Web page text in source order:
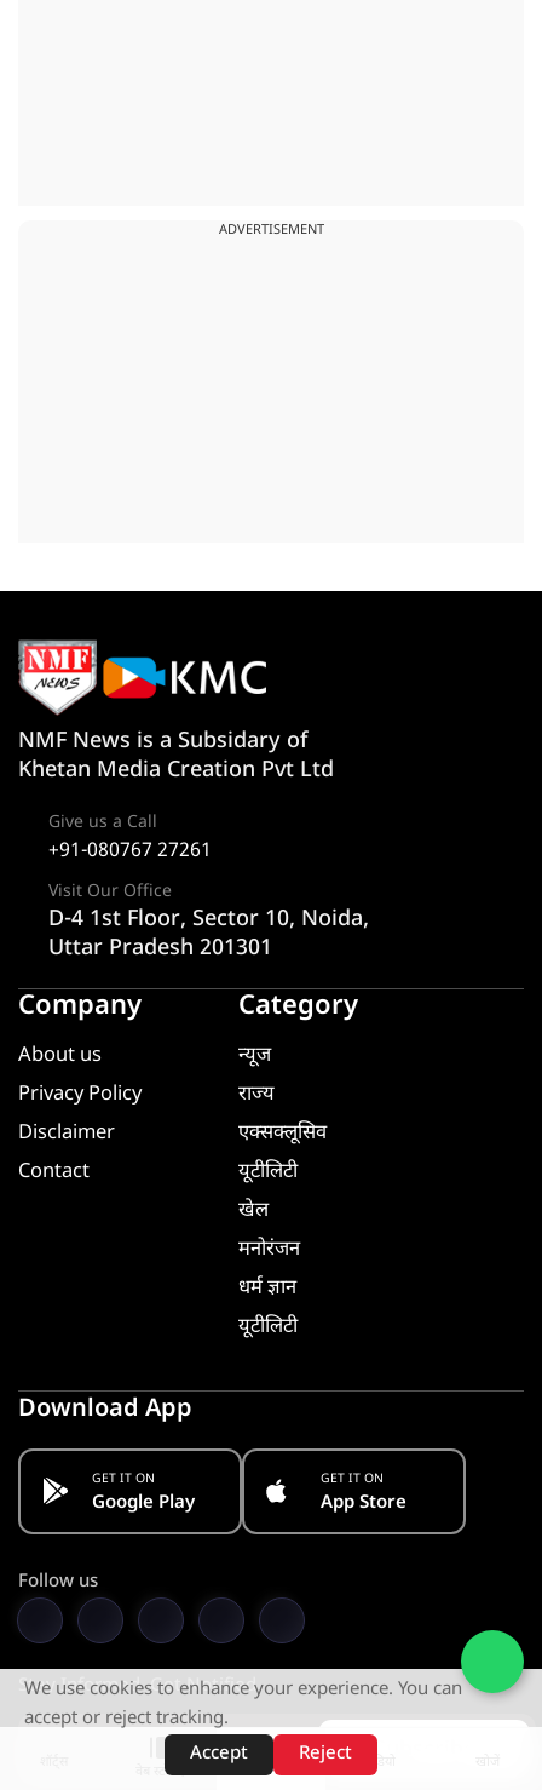
ADVERTISEMENT
वेब स्टोरीज़
NMF News is a Subsidary of
Khetan Media Creation Pvt Ltd
Give us a Call
+91-080767 27261
Visit Our Office
D-4 1st Floor, Sector 10, Noida,
Uttar Pradesh 201301
Company
About us
Privacy Policy
Disclaimer
Contact
Category
न्यूज
राज्य
एक्सक्लूसिव
यूटीलिटी
खेल
मनोरंजन
धर्म ज्ञान
यूटीलिटी
Download App
GET IT ON
Google Play
GET IT ON
App Store
Follow us
Stay Informed. Get Notified
We use cookies to enhance your experience. You can
accept or reject tracking.
Accept
Reject